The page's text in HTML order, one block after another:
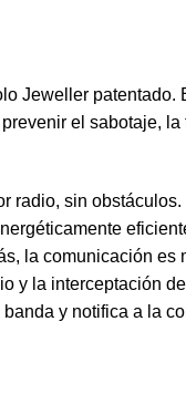
Jeweller patentado.
el sabotaje,
radio, sin
la comunicación es
y la interceptación
y notifica a la